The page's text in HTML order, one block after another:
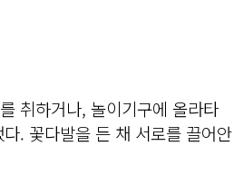
취하거나, 놀이기구에 올라타
. 꽃다발을 든 채 서로를 끌어안